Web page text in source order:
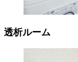
透析ルーム